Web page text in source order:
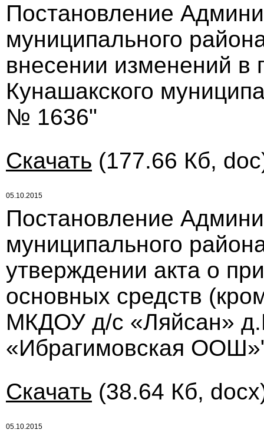
Постановление
муниципального
внесении изменений в
Кунашакского
№ 1636"
Скачать (177.66 Кб,
05.10.2015
Постановление
муниципального
утверждении акта о
основных средств
МКДОУ д/с «Ляйсан»
«Ибрагимовская
Скачать (38.64 Кб,
05.10.2015